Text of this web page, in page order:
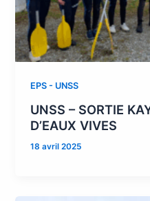
EPS - UNSS
UNSS – SORTIE
D’EAUX VIVES
18 avril 2025